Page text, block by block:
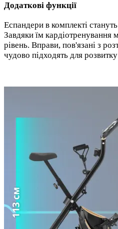
Додаткові функції
Еспандери в комплекті
Завдяки їм
рівень. Вправи, пов'язані з
чудово підходять для